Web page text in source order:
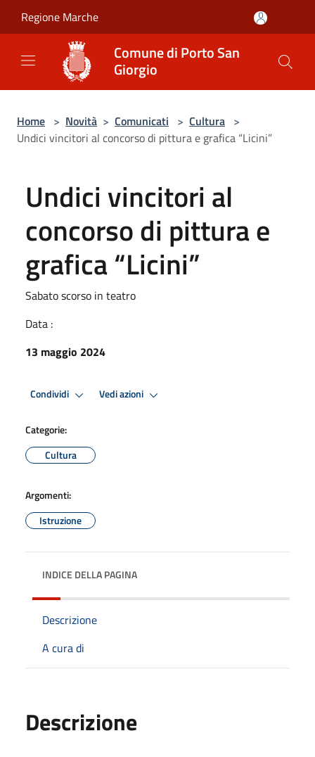
Regione Marche
Comune di Porto San
Giorgio
Home > Novità > Comunicati > Cultura >
Undici vincitori al concorso di pittura e grafica “Licini”
Undici vincitori al
concorso di pittura e
grafica “Licini”
Sabato scorso in teatro
Data :
13 maggio 2024
Condividi Vedi azioni
Categorie:
Cultura
Argomenti:
Istruzione
INDICE DELLA PAGINA
Descrizione
A cura di
Descrizione